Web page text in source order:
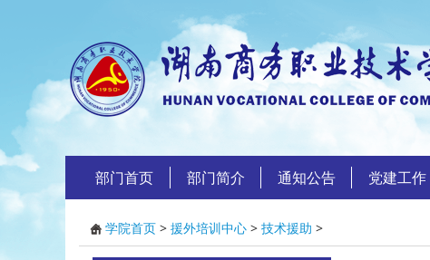
部门首页 部门简介 通知公告 党建工作
学院首页 > 援外培训中心 > 技术援助 >